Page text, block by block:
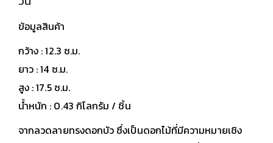
ข้อมูลสินค้า
กว้าง : 12.3 ซ.ม.
ยาว : 14 ซ.ม.
สูง : 17.5 ซ.ม.
น้ำหนัก : 0.43 กิโลกรัม / ชิ้น
จากลวดลายทรงดอกบัว ซึ่งเป็นดอกไม้ที่มีความหมายเชิง